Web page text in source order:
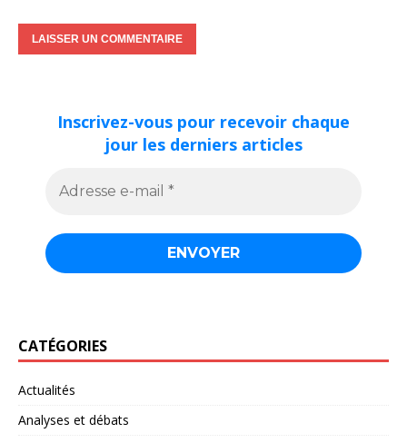
Inscrivez-vous pour recevoir chaque
jour les derniers articles
CATÉGORIES
Actualités
Analyses et débats